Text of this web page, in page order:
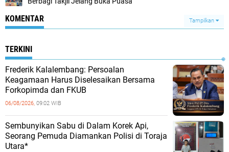
KOMENTAR Tampilkan
TERKINI
Frederik Kalalembang: Persoalan
Keagamaan Harus Diselesaikan Bersama
Forkopimda dan FKUB
06/08/2026, 09:02 WIB
Sembunyikan Sabu di Dalam Korek Api,
Seorang Pemuda Diamankan Polisi di Toraja
Utara*